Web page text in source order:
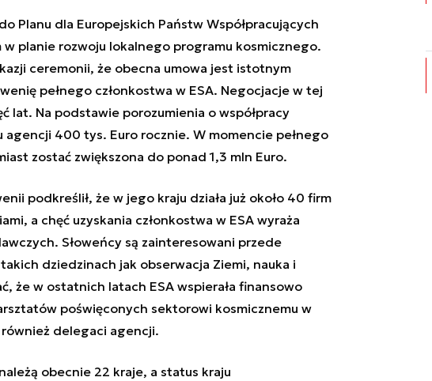
Planu dla Europejskich Państw Współpracujących
w planie rozwoju lokalnego programu kosmicznego.
ceremonii, że obecna umowa jest istotnym
pełnego członkostwa w ESA. Negocjacje w tej
lat. Na podstawie porozumienia o współpracy
agencji 400 tys. Euro rocznie. W momencie pełnego
zostać zwiększona do ponad 1,3 mln Euro.
podkreślił, że w jego kraju działa już około 40 firm
a chęć uzyskania członkostwa w ESA wyraża
Słoweńcy są zainteresowani przede
dziedzinach jak obserwacja Ziemi, nauka i
że w ostatnich latach ESA wspierała finansowo
poświęconych sektorowi kosmicznemu w
delegaci agencji.
obecnie 22 kraje, a status kraju